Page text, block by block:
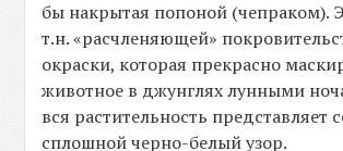
бы накрытая попоной (чепраком).
т.н. «расчленяющей»
окраски, которая прекрасно
животное в джунглях лунными
вся растительность представляет
сплошной черно-белый узор.